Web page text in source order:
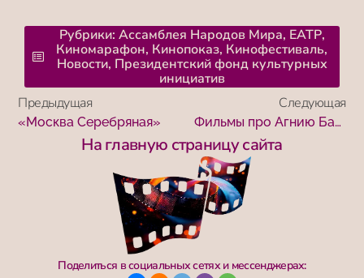
Рубрики: Ассамблея Народов Мира, ЕАТР,
Киномарафон, Кинопоказ, Кинофестиваль,
Новости, Президентский фонд культурных
инициатив
Предыдущая
«Москва Серебряная»
Следующая
Фильмы про Агнию Барто и Жореса Алферова бесплатно покажут в Библиотеке им. И.С.Тургенева
На главную страницу сайта
Поделиться в социальных сетях и мессенджерах: